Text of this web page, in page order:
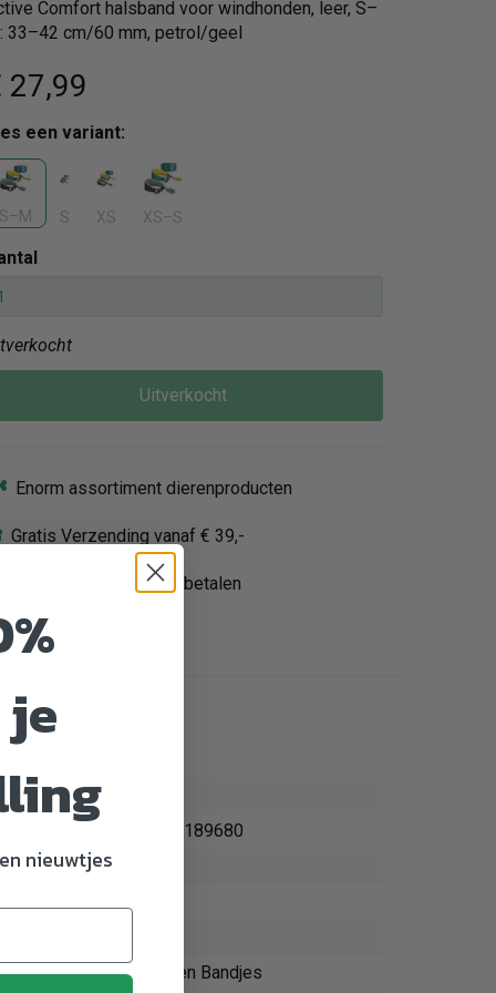
Comfort halsband voor windhonden, leer, S–
33–42 cm/60 mm, petrol/geel
27,99
een variant:
S–M S XS XS–S
Uitverkocht
Enorm assortiment dierenproducten
Gratis Verzending vanaf € 39,-
Veilig en gemakkelijk betalen
4011905189680
Riemen en Bandjes
nieuwtjes